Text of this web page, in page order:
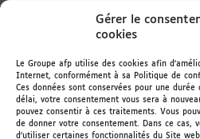
Gérer le
cookies
Le Groupe afp utilise des cookies afin
Internet, conformément à sa Politique de
Ces données sont conservées pour une durée
délai, votre consentement vous sera à
pouvez consentir à ces traitements. Vous
de donner votre consentement. Dans ce cas,
d’utiliser certaines fonctionnalités du Site
Résidences avec
Résidences
Résidences avec
Résidences avec
Rester